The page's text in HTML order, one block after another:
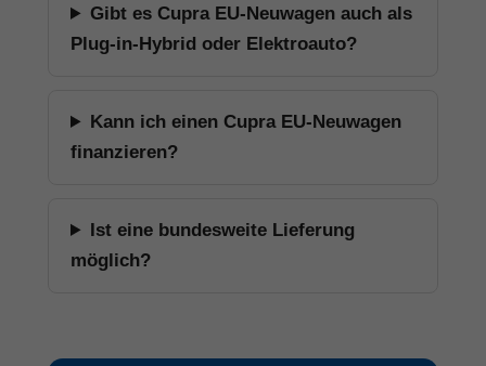
Gibt es Cupra EU-Neuwagen auch als
Plug-in-Hybrid oder Elektroauto?
Kann ich einen Cupra EU-Neuwagen
finanzieren?
Ist eine bundesweite Lieferung
möglich?